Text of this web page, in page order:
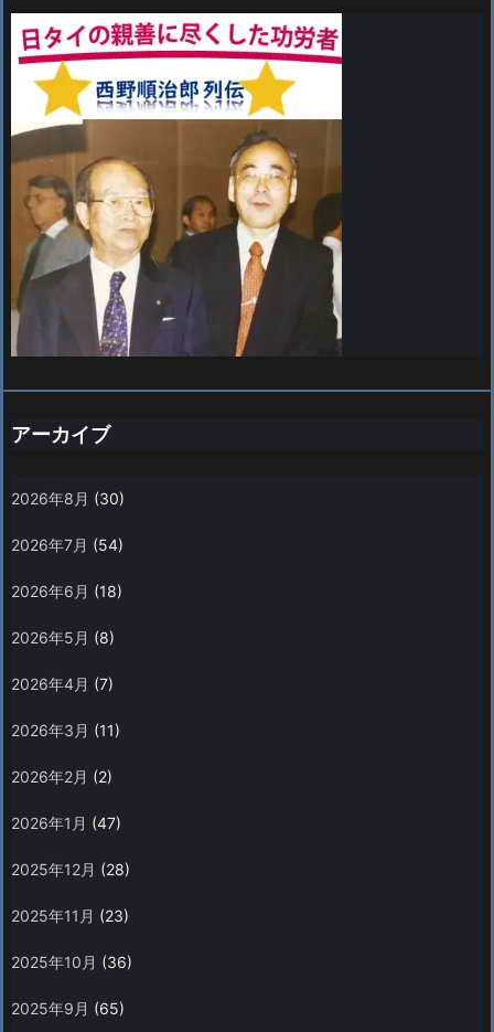
アーカイブ
2026年8月 (30)
2026年7月 (54)
2026年6月 (18)
2026年5月 (8)
2026年4月 (7)
2026年3月 (11)
2026年2月 (2)
2026年1月 (47)
2025年12月 (28)
2025年11月 (23)
2025年10月 (36)
2025年9月 (65)